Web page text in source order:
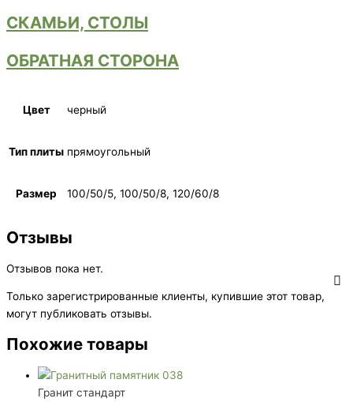
СКАМЬИ, СТОЛЫ
ОБРАТНАЯ СТОРОНА
Цвет черный
Тип плиты прямоугольный
Размер 100/50/5, 100/50/8, 120/60/8
Отзывы
Отзывов пока нет.
Только зарегистрированные клиенты, купившие этот товар,
могут публиковать отзывы.
Похожие товары
Гранит стандарт